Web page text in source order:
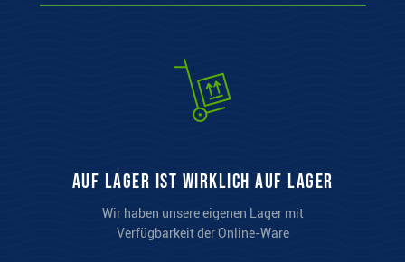
auf Lager ist wirklich auf Lager
Wir haben unsere eigenen Lager mit
Verfügbarkeit der Online-Ware